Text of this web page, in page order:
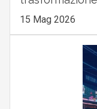
15 Mag 2026